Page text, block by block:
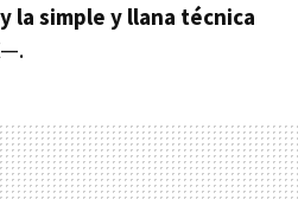
y la simple y llana técnica